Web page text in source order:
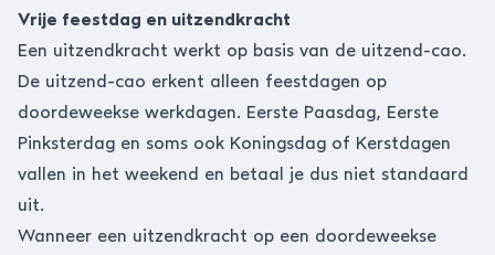
Vrije feestdag en uitzendkracht
Een uitzendkracht werkt op basis van de uitzend-cao.
De uitzend-cao erkent alleen feestdagen op
doordeweekse werkdagen. Eerste Paasdag, Eerste
Pinksterdag en soms ook Koningsdag of Kerstdagen
vallen in het weekend en betaal je dus niet standaard
uit.
Wanneer een uitzendkracht op een doordeweekse